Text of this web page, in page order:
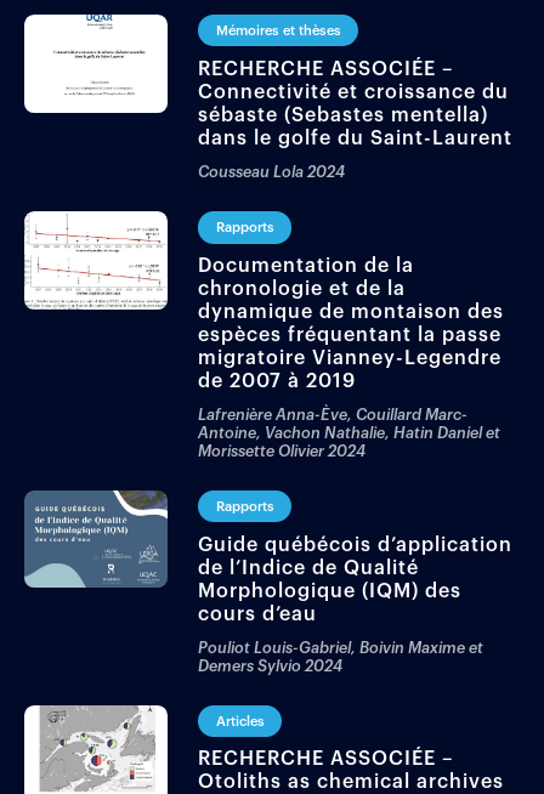
Mémoires et thèses
RECHERCHE ASSOCIÉE –
Connectivité et croissance du
sébaste (Sebastes mentella)
dans le golfe du Saint-Laurent
Cousseau Lola 2024
Rapports
Documentation de la
chronologie et de la
dynamique de montaison des
espèces fréquentant la passe
migratoire Vianney-Legendre
de 2007 à 2019
Lafrenière Anna-Ève, Couillard Marc-
Antoine, Vachon Nathalie, Hatin Daniel et
Morissette Olivier 2024
Rapports
Guide québécois d’application
de l’Indice de Qualité
Morphologique (IQM) des
cours d’eau
Pouliot Louis-Gabriel, Boivin Maxime et
Demers Sylvio 2024
Articles
RECHERCHE ASSOCIÉE –
Otoliths as chemical archives